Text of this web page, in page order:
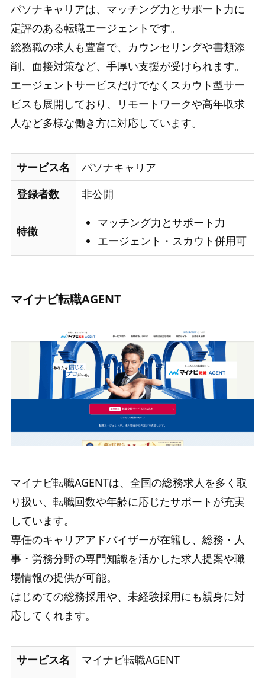
パソナキャリアは、マッチング力とサポート力に
定評のある転職エージェントです。
総務職の求人も豊富で、カウンセリングや書類添
削、面接対策など、手厚い支援が受けられます。
エージェントサービスだけでなくスカウト型サー
ビスも展開しており、リモートワークや高年収求
人など多様な働き方に対応しています。
サービス名
パソナキャリア
登録者数
非公開
特徴
マッチング力とサポート力
エージェント・スカウト併用可
マイナビ転職AGENT
マイナビ転職AGENTは、全国の総務求人を多く取
り扱い、転職回数や年齢に応じたサポートが充実
しています。
専任のキャリアアドバイザーが在籍し、総務・人
事・労務分野の専門知識を活かした求人提案や職
場情報の提供が可能。
はじめての総務採用や、未経験採用にも親身に対
応してくれます。
サービス名
マイナビ転職AGENT